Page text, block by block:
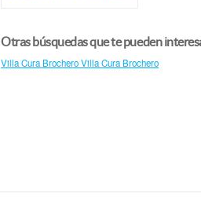
Otras búsquedas que te pueden
Villa Cura Brochero Villa Cura Brochero